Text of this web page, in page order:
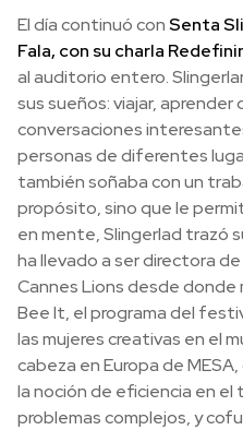
El día continuó conSenta
Fala, con su charla
al auditorio entero.
sus sueños: viajar,
conversaciones
personas de diferentes
también soñaba con un
propósito, sino que le
en mente, Slingerlad trazó
ha llevado a ser directora
Cannes Lions desde
Bee It, el programa del
las mujeres creativas en el
cabeza en Europa de
la noción de eficiencia en el
problemas complejos, y